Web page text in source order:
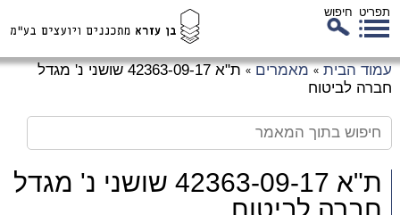
תפריט חיפוש
עמוד הבית » מאמרים »
ת"א 42363-09-17 שושני נ' מגדל
חברה לביטוח
ת"א 42363-09-17 שושני נ' מגדל
חברה לביטוח